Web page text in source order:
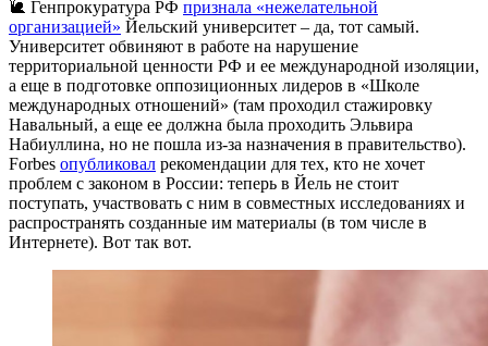
🐌 Генпрокуратура РФ признала «нежелательной
организацией» Йельский университет – да, тот самый.
Университет обвиняют в работе на нарушение
территориальной ценности РФ и ее международной изоляции,
а еще в подготовке оппозиционных лидеров в «Школе
международных отношений» (там проходил стажировку
Навальный, а еще ее должна была проходить Эльвира
Набиуллина, но не пошла из-за назначения в правительство).
Forbes опубликовал рекомендации для тех, кто не хочет
проблем с законом в России: теперь в Йель не стоит
поступать, участвовать с ним в совместных исследованиях и
распространять созданные им материалы (в том числе в
Интернете). Вот так вот.